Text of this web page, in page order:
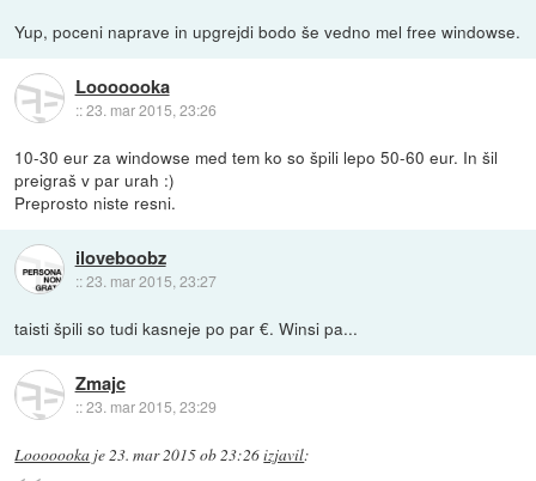
Yup, poceni naprave in upgrejdi bodo še vedno mel free windowse.
Looooooka
::23. mar 2015, 23:26
10-30 eur za windowse med tem ko so špili lepo 50-60 eur. In šil
preigraš v par urah :)
Preprosto niste resni.
iloveboobz
::23. mar 2015, 23:27
taisti špili so tudi kasneje po par €. Winsi pa...
Zmajc
::23. mar 2015, 23:29
Looooooka je 23. mar 2015 ob 23:26izjavil: